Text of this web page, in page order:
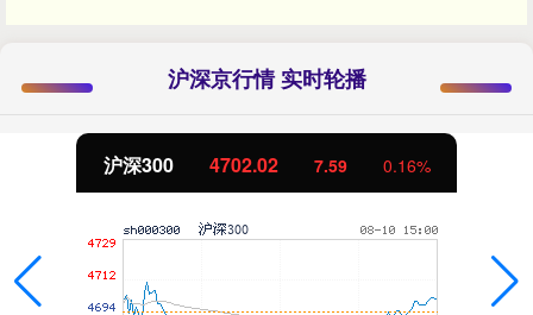
沪深京行情 实时轮播
北证50 1122.88 -11.37 -1.00%